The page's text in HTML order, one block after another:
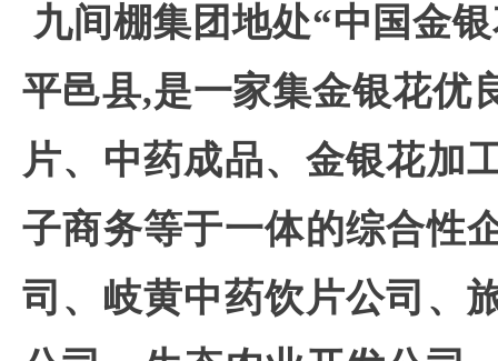
九间棚集团地处“中国金
平邑县,是一家集金银花优
片、中药成品、金银花加
子商务等于一体的综合性
司、岐黄中药饮片公司、